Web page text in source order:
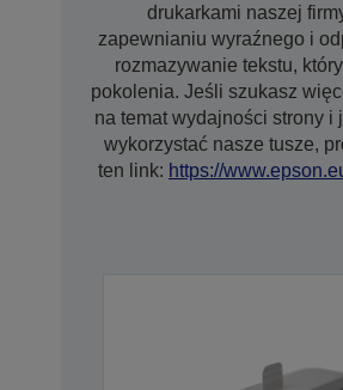
drukarkami naszej
zapewnianiu wyraźnego i
rozmazywanie tekstu,
pokolenia. Jeśli szukasz
na temat wydajności strony i
wykorzystać nasze tusze,
ten link: https://